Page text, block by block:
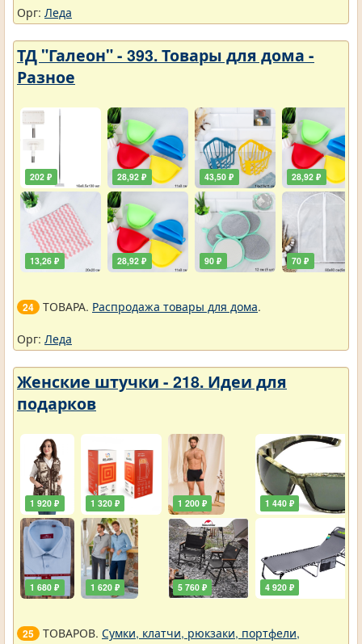
Орг: Леда
ТД "Галеон" - 393. Товары для дома -
Разное
202 ₽
13,26 ₽
28,92 ₽
28,92 ₽
43,50 ₽
90 ₽
28,92 ₽
70 ₽
24 ТОВАРА. Распродажа товары для дома.
Орг: Леда
Женские штучки - 218. Идеи для
подарков
1 920 ₽
1 680 ₽
1 320 ₽
1 620 ₽
1 200 ₽
5 760 ₽
1 440 ₽
4 920 ₽
25 ТОВАРОВ. Сумки, клатчи, рюкзаки, портфели,